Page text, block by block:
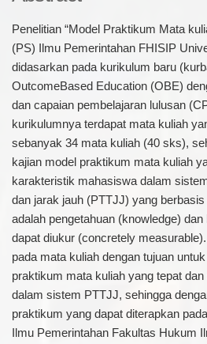
Penelitian “Model Praktikum Mata
(PS) Ilmu Pemerintahan FHISIP
didasarkan pada kurikulum baru
OutcomeBased Education (OBE)
dan capaian pembelajaran lulusan
kurikulumnya terdapat mata kuliah
sebanyak 34 mata kuliah (40 sks),
kajian model praktikum mata kuliah
karakteristik mahasiswa dalam
dan jarak jauh (PTTJJ) yang
adalah pengetahuan (knowledge)
dapat diukur (concretely
pada mata kuliah dengan tujuan
praktikum mata kuliah yang tepat
dalam sistem PTTJJ, sehingga
praktikum yang dapat diterapkan
Ilmu Pemerintahan Fakultas Hukum